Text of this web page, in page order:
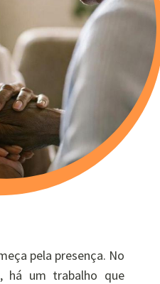
pela presença. No
há um trabalho que